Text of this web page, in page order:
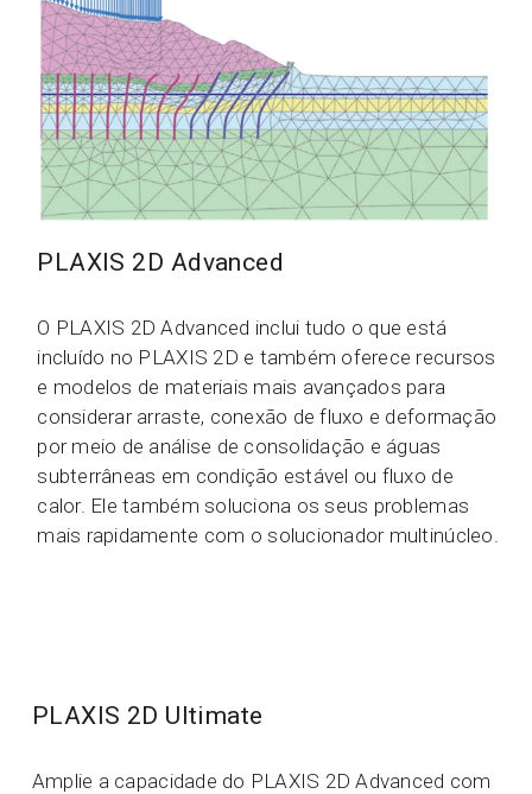
PLAXIS 2D Advanced
O PLAXIS 2D Advanced inclui tudo o que está
incluído no PLAXIS 2D e também oferece recursos
e modelos de materiais mais avançados para
considerar arraste, conexão de fluxo e deformação
por meio de análise de consolidação e águas
subterrâneas em condição estável ou fluxo de
calor. Ele também soluciona os seus problemas
mais rapidamente com o solucionador multinúcleo.
PLAXIS 2D Ultimate
Amplie a capacidade do PLAXIS 2D Advanced com